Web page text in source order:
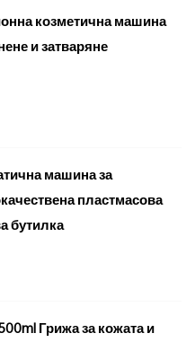
козметична машина
и затваряне
машина за
пластмасова
бутилка
Грижа за кожата и